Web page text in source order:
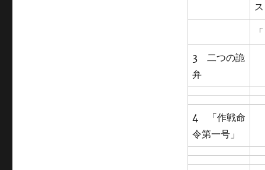
3 二つの詭
弁
4 「作戦命
令第一号」